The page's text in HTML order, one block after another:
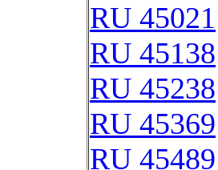
RU 45021
RU 45138
RU 45238
RU 45369
RU 45489